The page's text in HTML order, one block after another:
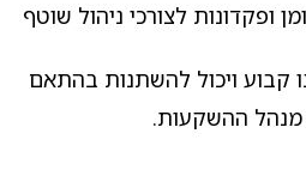
ופקדונות לצורכי ניהול שוטף
קבוע ויכול להשתנות בהתאם
ההשקעות.